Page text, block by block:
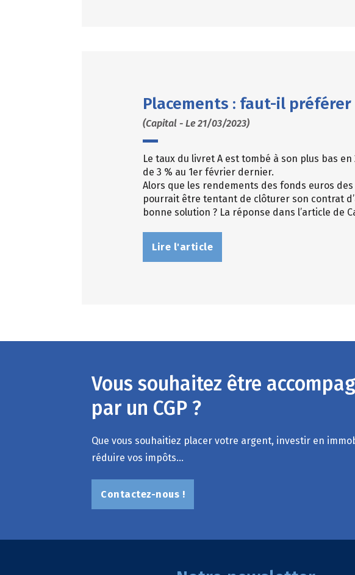
Placements : faut-il préférer
(Capital - Le 21/03/2023)
Le taux du livret A est tombé à son plus bas
de 3 % au 1er février dernier.
Alors que les rendements des fonds euros des
pourrait être tentant de clôturer son contrat
bonne solution ? La réponse dans l’article de
Lire l'article
Vous souhaitez être
par un CGP ?
Que vous souhaitiez placer votre argent, investir en
réduire vos impôts...
Contactez-nous !